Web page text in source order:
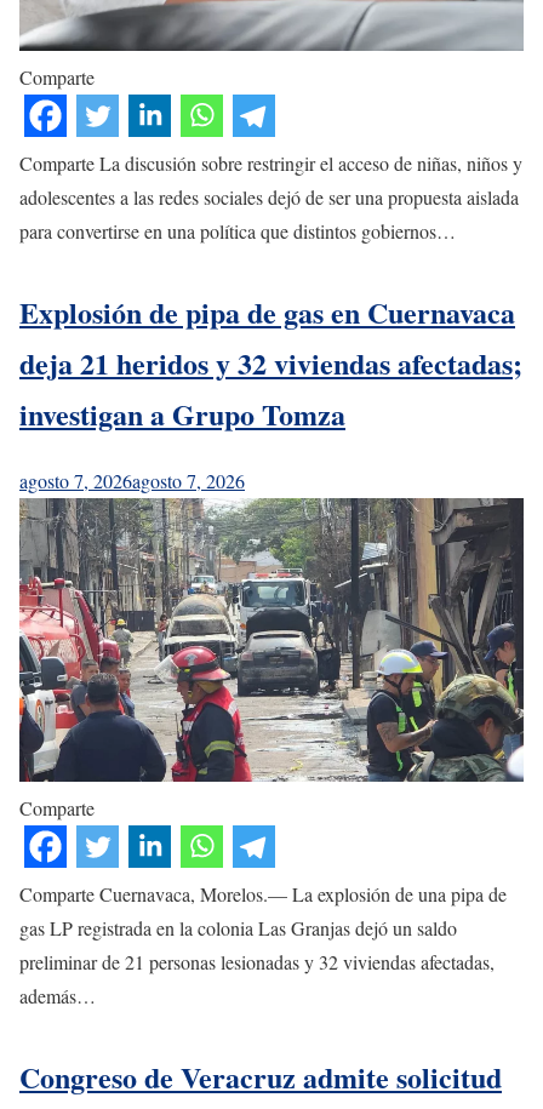
Comparte
Comparte La discusión sobre restringir el acceso de niñas, niños y
adolescentes a las redes sociales dejó de ser una propuesta aislada
para convertirse en una política que distintos gobiernos…
Explosión de pipa de gas en Cuernavaca
deja 21 heridos y 32 viviendas afectadas;
investigan a Grupo Tomza
agosto 7, 2026agosto 7, 2026
Comparte
Comparte Cuernavaca, Morelos.— La explosión de una pipa de
gas LP registrada en la colonia Las Granjas dejó un saldo
preliminar de 21 personas lesionadas y 32 viviendas afectadas,
además…
Congreso de Veracruz admite solicitud